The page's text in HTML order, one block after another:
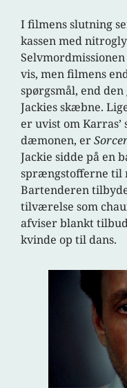
I filmens slutning
kassen med
vis, men filmens
spørgsmål, end
Jackies skæbne.
er uvist om
dæmonen, er
Jackie sidde på en
sprængstofferne til
Bartenderen
tilværelse som
afviser blankt
kvinde op til dans.